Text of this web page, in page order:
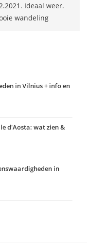
Ideaal weer.
wandeling
in Vilnius + info en
d'Aosta: wat zien &
in